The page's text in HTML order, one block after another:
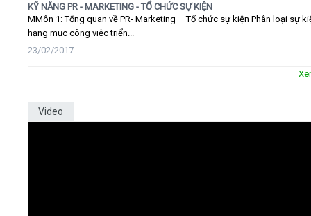
KỸ NĂNG PR - MARKETING - TỔ CHỨC SỰ KIỆN
MMôn 1: Tổng quan về PR- Marketing – Tổ chức sự kiện Phân loại sự
hạng mục công việc triển...
23/02/2017
Video